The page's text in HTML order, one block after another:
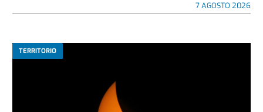
7 AGOSTO 2026
TERRITORIO